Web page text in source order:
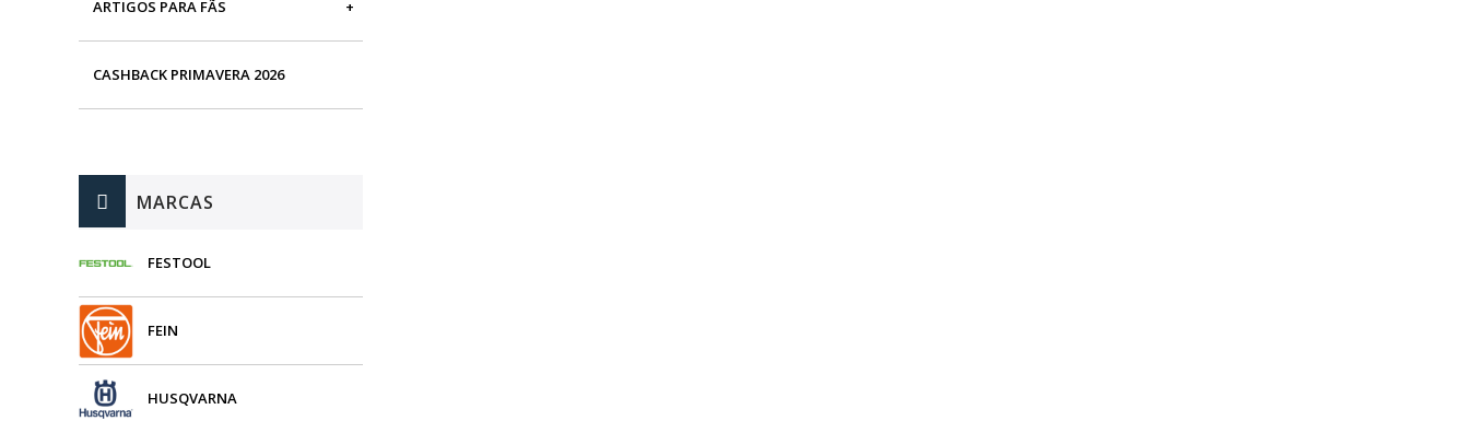
ARTIGOS PARA FÃS
MÁQUINAS DE BRINCAR
CASHBACK PRIMAVERA 2026
MARCAS
FESTOOL
FEIN
HUSQVARNA